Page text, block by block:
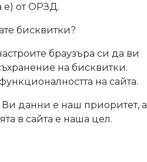
е) от ОРЗД.
бисквитки?
браузъра си да ви
на бисквитки.
на сайта.
Ви данни е наш приоритет, а
в сайта е наша цел.
Описание
Арт. No:
Размер:
Дебелина: